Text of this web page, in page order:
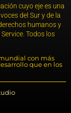
cuyo eje es una
del Sur y de la
humanos y
Todos los
con más
que en los